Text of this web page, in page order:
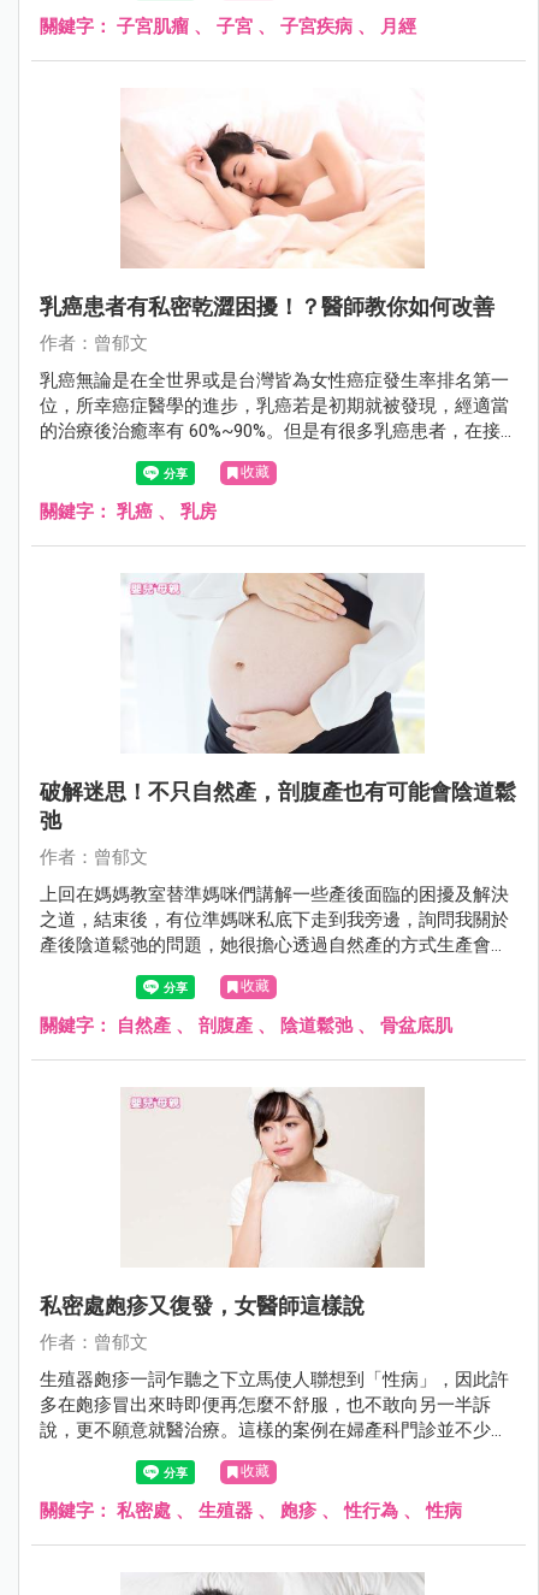
關鍵字： 子宮肌瘤 、 子宮 、 子宮疾病 、 月經
乳癌患者有私密乾澀困擾！？醫師教你如何改善
作者：曾郁文
乳癌無論是在全世界或是台灣皆為女性癌症發生率排名第一
位，所幸癌症醫學的進步，乳癌若是初期就被發現，經適當
的治療後治癒率有 60%~90%。但是有很多乳癌患者，在接
受藥物治療後，常會出現類似更年期「陰道萎縮症」的症
狀，伴隨陰道乾澀、性行為疼痛、頻尿，以及尿失禁等困
擾。
收藏
關鍵字： 乳癌 、 乳房
破解迷思！不只自然產，剖腹產也有可能會陰道鬆
弛
作者：曾郁文
上回在媽媽教室替準媽咪們講解一些產後面臨的困擾及解決
之道，結束後，有位準媽咪私底下走到我旁邊，詢問我關於
產後陰道鬆弛的問題，她很擔心透過自然產的方式生產會造
成嚴重的陰道鬆弛，因此她內心偏向選擇剖腹生產。但是難
道剖腹產的陰道就會緊實如初，不受影響嗎？
收藏
關鍵字： 自然產 、 剖腹產 、 陰道鬆弛、 骨盆底肌
私密處皰疹又復發，女醫師這樣說
作者：曾郁文
生殖器皰疹一詞乍聽之下立馬使人聯想到「性病」，因此許
多在皰疹冒出來時即便再怎麼不舒服，也不敢向另一半訴
說，更不願意就醫治療。這樣的案例在婦產科門診並不少
見，陳小姐就是長期飽受私密處皰疹折磨的苦主，到底該怎
麼預防和治療呢？
收藏
關鍵字： 私密處 、 生殖器 、 皰疹 、性行為 、性病